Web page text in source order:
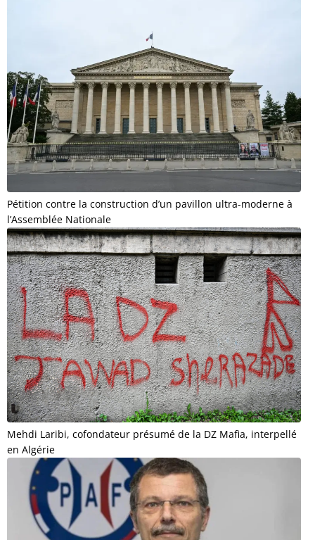
Pétition contre la construction d’un pavillon ultra-moderne à
l’Assemblée Nationale
Mehdi Laribi, cofondateur présumé de la DZ Mafia, interpellé
en Algérie